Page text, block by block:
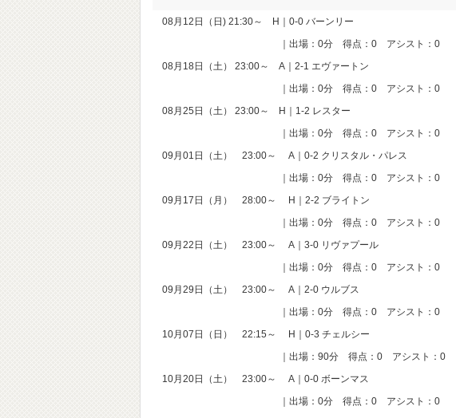
08月12日（日) 21:30～ H｜0-0 バーンリー
｜出場：0分 得点：0 アシスト：0
08月18日（土） 23:00～ A｜2-1 エヴァートン
｜出場：0分 得点：0 アシスト：0
08月25日（土） 23:00～ H｜1-2 レスター
｜出場：0分 得点：0 アシスト：0
09月01日（土） 23:00～ A｜0-2 クリスタル・パレス
｜出場：0分 得点：0 アシスト：0
09月17日（月） 28:00～ H｜2-2 ブライトン
｜出場：0分 得点：0 アシスト：0
09月22日（土） 23:00～ A｜3-0 リヴァプール
｜出場：0分 得点：0 アシスト：0
09月29日（土） 23:00～ A｜2-0 ウルブス
｜出場：0分 得点：0 アシスト：0
10月07日（日） 22:15～ H｜0-3 チェルシー
｜出場：90分 得点：0 アシスト：0
10月20日（土） 23:00～ A｜0-0 ボーンマス
｜出場：0分 得点：0 アシスト：0